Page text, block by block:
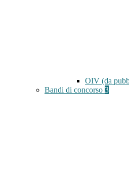
OIV (da
Bandi di concorso 3